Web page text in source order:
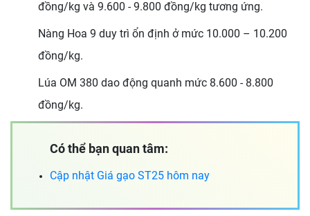
đồng/kg và 9.600 - 9.800 đồng/kg tương ứng.
Nàng Hoa 9 duy trì ổn định ở mức 10.000 – 10.200
đồng/kg.
Lúa OM 380 dao động quanh mức 8.600 - 8.800
đồng/kg.
Có thể bạn quan tâm:
Cập nhật Giá gạo ST25 hôm nay